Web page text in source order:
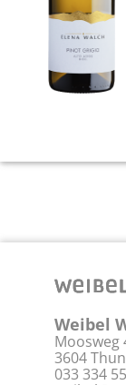
Weibel
Moosweg
3604
033 334